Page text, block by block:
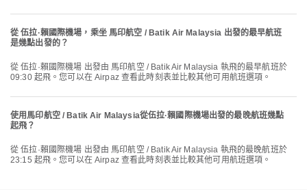
從 伍拉·賴國際機場，乘坐 馬印航空 / Batik Air Malaysia 出發的最早航班
是幾點出發的？
從 伍拉·賴國際機場 出發由 馬印航空 / Batik Air Malaysia 執飛的最早航班於
09:30 起飛。您可以在 Airpaz 查看此時刻表並比較其他可用航班選項。
使用馬印航空 / Batik Air Malaysia從伍拉·賴國際機場出發的最晚航班幾點
起飛？
從 伍拉·賴國際機場 出發由 馬印航空 / Batik Air Malaysia 執飛的最晚航班於
23:15 起飛。您可以在 Airpaz 查看此時刻表並比較其他可用航班選項。